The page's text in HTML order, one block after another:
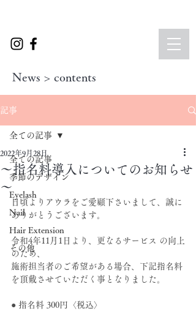
News > contents
記事
全ての記事
季節のデザイン
Eyelash
Nail
Hair Extension
その他
全ての記事
～指名料導入についてのお知らせ
～
2022年9月28日
日頃よりアウラをご愛顧下さいまして、誠に
ありがとうございます。
令和4年11月1日より、更なるサービス の向上
のため、
施術担当者のご希望がある場合、下記指名料
を頂戴させていただく事となりました。
● 指名料 300円〈税込〉